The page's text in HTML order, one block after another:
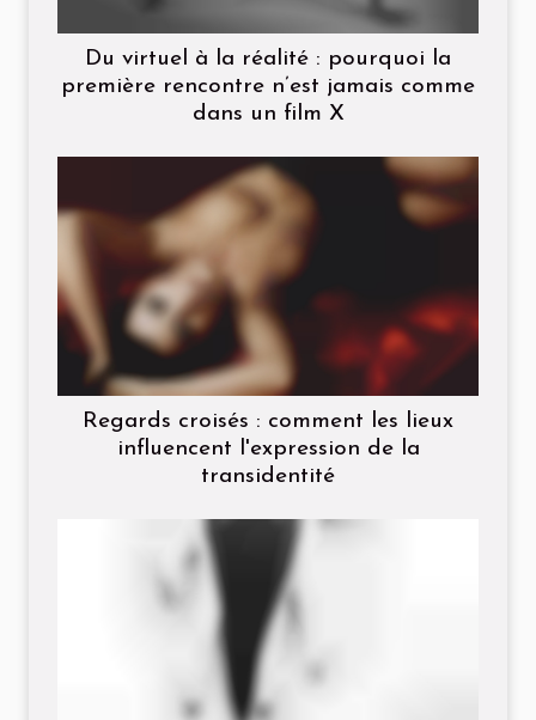
Du virtuel à la réalité : pourquoi la
première rencontre n’est jamais comme
dans un film X
Regards croisés : comment les lieux
influencent l'expression de la
transidentité